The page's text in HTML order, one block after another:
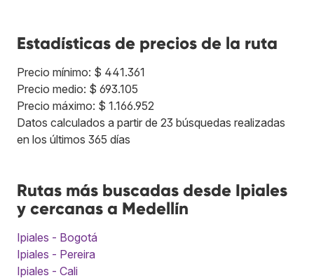
Estadísticas de precios de la ruta
Precio mínimo: $ 441.361
Precio medio: $ 693.105
Precio máximo: $ 1.166.952
Datos calculados a partir de 23 búsquedas realizadas
en los últimos 365 días
Rutas más buscadas desde Ipiales
y cercanas a Medellín
Ipiales - Bogotá
Ipiales - Pereira
Ipiales - Cali